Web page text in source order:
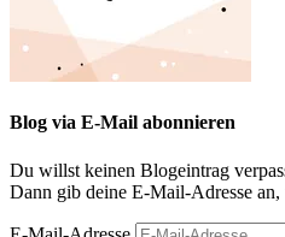
Blog via E-Mail abonnieren
Du willst keinen Blogeintrag
Dann gib deine E-Mail-Adresse